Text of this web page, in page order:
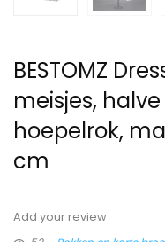
BESTOMZ
meisjes,
hoepelrok,
cm
Add your review